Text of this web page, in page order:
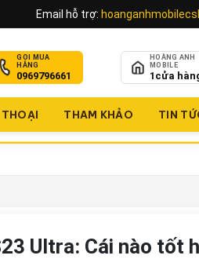
Email hỗ trợ:
GỌI MUA
HÀNG
0969796661
HOÀNG ANH
MOBILE
1 cửa
THOẠI THAM KHẢO TIN
Ultra: Cái nào tốt